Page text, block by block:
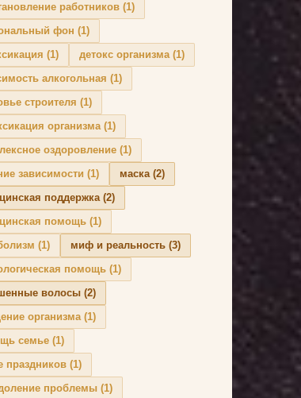
работников (1)
фон (1)
(1) детокс организма(1)
алкогольная (1)
строителя (1)
организма(1)
оздоровление (1)
зависимости (1) маска(2)
поддержка(2)
помощь (1)
(1) миф и реальность (3)
помощь (1)
волосы (2)
организма(1)
семье (1)
праздников (1)
проблемы (1)